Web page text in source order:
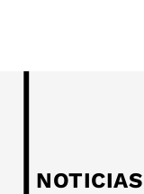
NOTICIAS